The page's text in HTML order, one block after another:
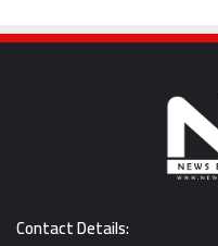
Contact Details: